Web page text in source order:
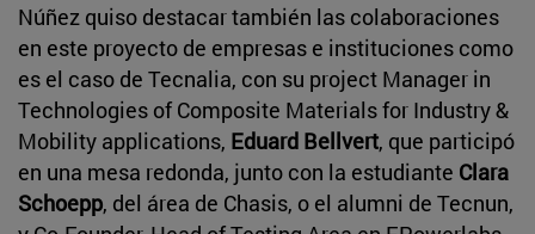
Núñez quiso destacar también las colaboraciones
en este proyecto de empresas e instituciones como
es el caso de Tecnalia, con su project Manager in
Technologies of Composite Materials for Industry &
Mobility applications, Eduard Bellvert, que participó
en una mesa redonda, junto con la estudiante Clara
Schoepp, del área de Chasis, o el alumni de Tecnun,